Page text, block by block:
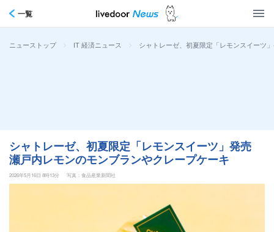
一覧
ニューストップ > IT 経済ニュース > シャトレーゼ、初夏限定「レモンスイーツ
シャトレーゼ、初夏限定「レモンスイーツ」発売
瀬戸内レモンのモンブランやクレープケーキ
2026年5月16日 8時13分 写真：食品産業新聞社